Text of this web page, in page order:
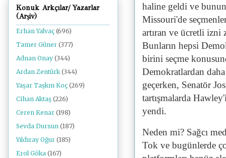
haline geldi ve
Missouri'de
artıran ve ücretli
Bunların hepsi
birini seçme
Demokratlardan
geçerken, Senatör
tartışmalarda
yendi.
Neden mi? Sağcı
Tok ve bugünlerde
Konuk Arkçılar/ Yazarlar
(Arşiv)
Erhan Yalvaç (696)
Tamer Güner (377)
Adnan Onay (344)
Ardan Zentürk (344)
Yaşar Taşkın Koç (269)
Cihan Aktaş (226)
Ceren Kenar (198)
Sevda Dursun (187)
Yıldıray Oğur (185)
Erol Göka (167)